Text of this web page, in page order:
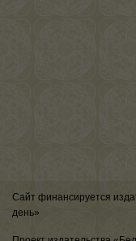
Сайт финансируется
день»